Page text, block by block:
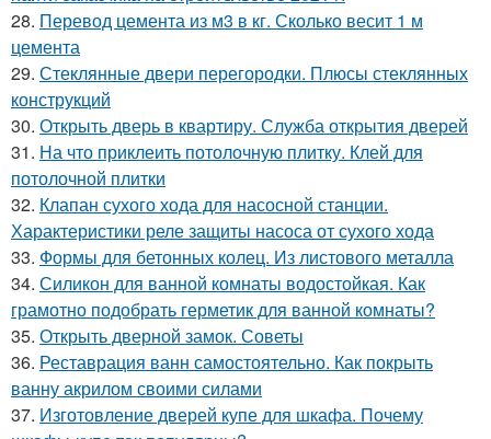
28. Перевод цемента из м3 в кг. Сколько весит 1 м
цемента
29. Стеклянные двери перегородки. Плюсы стеклянных
конструкций
30. Открыть дверь в квартиру. Служба открытия дверей
31. На что приклеить потолочную плитку. Клей для
потолочной плитки
32. Клапан сухого хода для насосной станции.
Характеристики реле защиты насоса от сухого хода
33. Формы для бетонных колец. Из листового металла
34. Силикон для ванной комнаты водостойкая. Как
грамотно подобрать герметик для ванной комнаты?
35. Открыть дверной замок. Советы
36. Реставрация ванн самостоятельно. Как покрыть
ванну акрилом своими силами
37. Изготовление дверей купе для шкафа. Почему